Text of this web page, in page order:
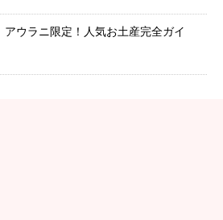
アウラニ限定！人気お土産完全ガイ